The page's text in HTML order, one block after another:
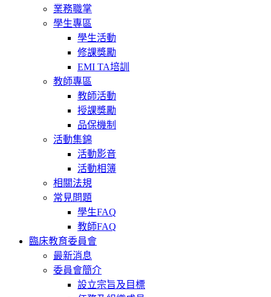
業務職掌
學生專區
學生活動
修課獎勵
EMI TA培訓
教師專區
教師活動
授課獎勵
品保機制
活動集錦
活動影音
活動相簿
相關法規
常見問題
學生FAQ
教師FAQ
臨床教育委員會
最新消息
委員會簡介
設立宗旨及目標